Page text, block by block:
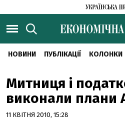
НОВИНИ ПУБЛІКАЦІЇ КОЛОНКИ
Митниця і
виконали плани
11 КВІТНЯ 2010, 15:28